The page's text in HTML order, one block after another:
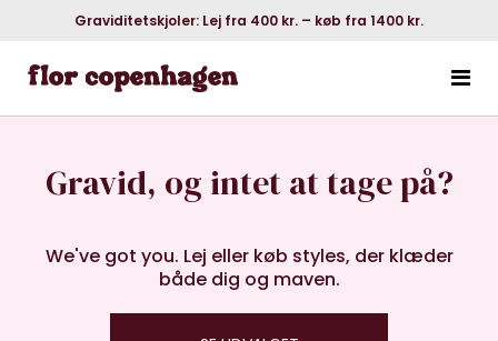
Graviditetskjoler: Lej fra 400 kr. – køb fra 1400 kr.
Gravid, og intet at tage på?
We've got you. Lej eller køb styles, der klæder
både dig og maven.